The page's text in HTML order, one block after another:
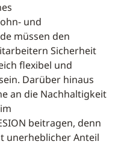
und
müssen den
Sicherheit
flexibel und
Darüber hinaus
an die Nachhaltigkeit
beitragen, denn
unerheblicher Anteil